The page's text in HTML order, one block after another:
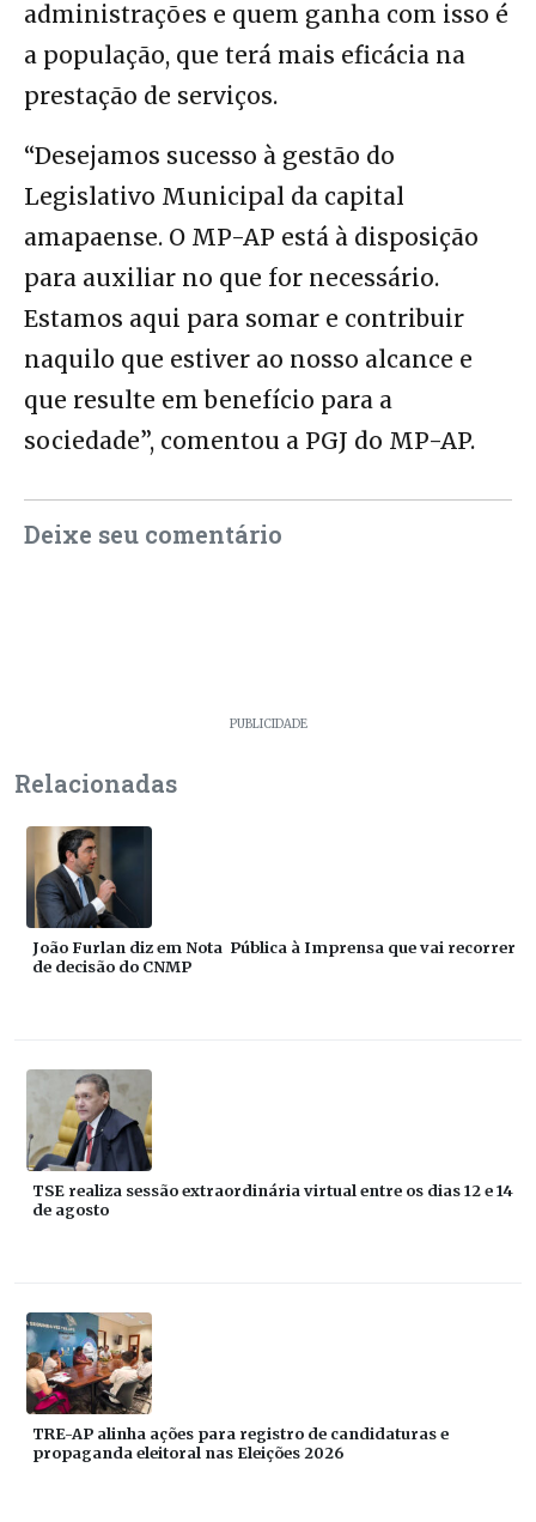
administrações e quem ganha com isso é
a população, que terá mais eficácia na
prestação de serviços.
“Desejamos sucesso à gestão do
Legislativo Municipal da capital
amapaense. O MP-AP está à disposição
para auxiliar no que for necessário.
Estamos aqui para somar e contribuir
naquilo que estiver ao nosso alcance e
que resulte em benefício para a
sociedade”, comentou a PGJ do MP-AP.
Deixe seu comentário
PUBLICIDADE
Relacionadas
João Furlan diz em Nota Pública à Imprensa que vai recorrer
de decisão do CNMP
TSE realiza sessão extraordinária virtual entre os dias 12 e 14
de agosto
TRE-AP alinha ações para registro de candidaturas e
propaganda eleitoral nas Eleições 2026